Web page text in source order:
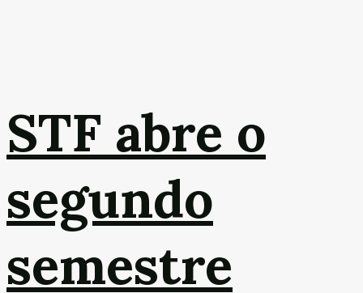
STF abre o
segundo
semestre